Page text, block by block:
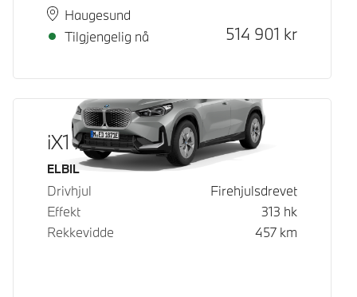
PlassHaugesund
Leveringstid
Tilgjengelig nå
Kontantpris
514 901 kr
iX1 xDrive30
Drivstoff
ELBIL
Drivhjul
Firehjulsdrevet
Effekt
313 hk
Rekkevidde
457 km